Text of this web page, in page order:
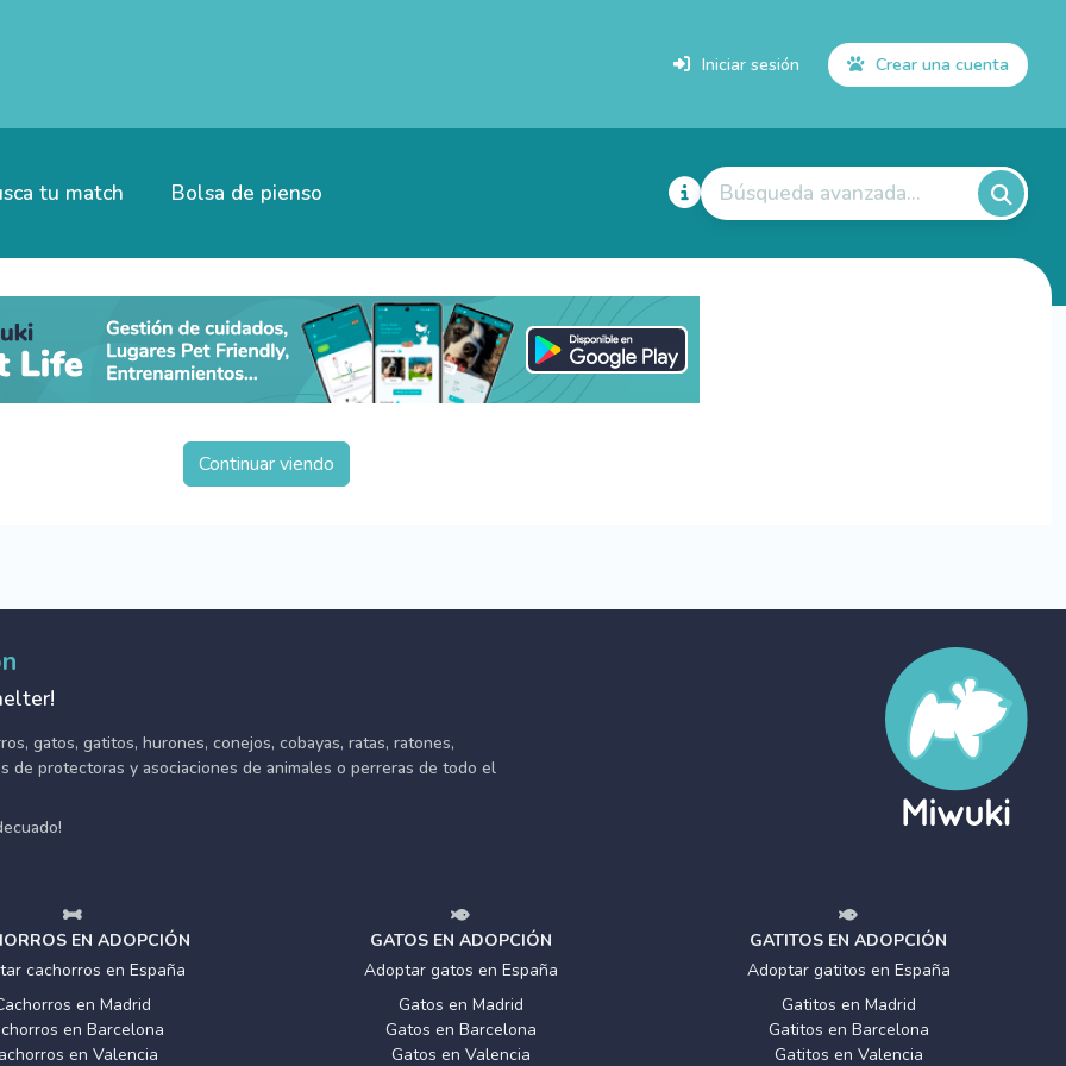
Iniciar sesión Crear una cuenta
tu match Bolsa de pienso Búsqueda avanzada...
Continuar viendo
gatos, gatitos, hurones, conejos, cobayas, ratas, ratones,
de protectoras y asociaciones de animales o perreras de todo el
EN ADOPCIÓN
cachorros en España
en Madrid
en Barcelona
en Valencia
GATOS EN ADOPCIÓN
Adoptar gatos en España
Gatos en Madrid
Gatos en Barcelona
Gatos en Valencia
GATITOS EN ADOPCIÓN
Adoptar gatitos en España
Gatitos en Madrid
Gatitos en Barcelona
Gatitos en Valencia